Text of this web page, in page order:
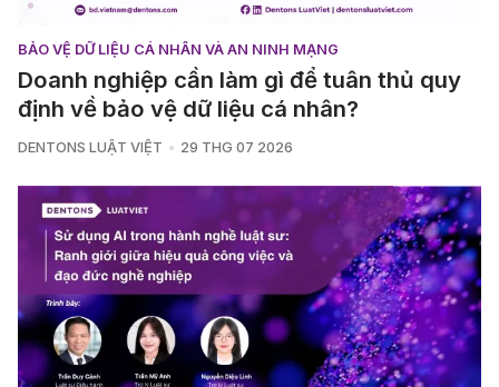
BẢO VỆ DỮ LIỆU CÁ NHÂN VÀ AN NINH MẠNG
Doanh nghiệp cần làm gì để tuân thủ quy
định về bảo vệ dữ liệu cá nhân?
DENTONS LUẬT VIỆT 29 THG 07 2026